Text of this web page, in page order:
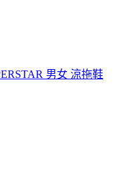
男女 涼拖鞋